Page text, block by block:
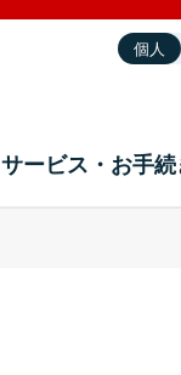
個人
サービス・お手続